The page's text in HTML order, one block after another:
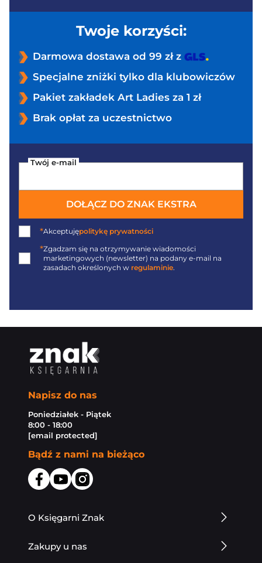
Twoje korzyści:
Darmowa dostawa od 99 zł z
Specjalne zniżki tylko dla klubowiczów
Pakiet zakładek Art Ladies za 1 zł
Brak opłat za uczestnictwo
Twój e-mail
DOŁĄCZ DO ZNAK EKSTRA
*Akceptujępolitykę prywatności
*Zgadzam się na otrzymywanie wiadomości
marketingowych (newsletter) na podany e-mail na
zasadach określonych w regulaminie.
Napisz do nas
Poniedziałek - Piątek
8:00 - 18:00
[email protected]
Bądź z nami na bieżąco
O Księgarni Znak
Zakupy u nas